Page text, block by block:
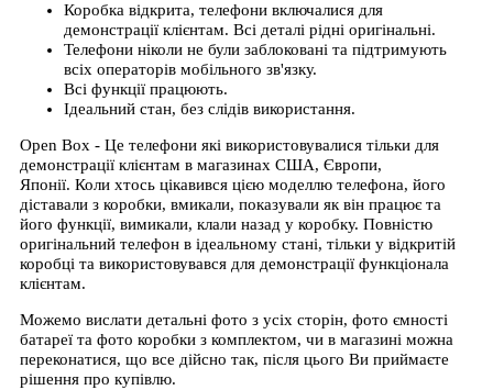
Коробка відкрита, телефони включалися для
демонстрації клієнтам. Всі деталі рідні оригінальні.
Телефони ніколи не були заблоковані та підтримують
всіх операторів мобільного зв'язку.
Всі функції працюють.
Ідеальний стан, без слідів використання.
Open Box - Це телефони які використовувалися тільки для
демонстрації клієнтам в магазинах США, Європи,
Японії. Коли хтось цікавився цією моделлю телефона, його
діставали з коробки, вмикали, показували як він працює та
його функції, вимикали, клали назад у коробку. Повністю
оригінальний телефон в ідеальному стані, тільки у відкритій
коробці та використовувався для демонстрації функціонала
клієнтам.
Можемо вислати детальні фото з усіх сторін, фото ємності
батареї та фото коробки з комплектом, чи в магазині можна
переконатися, що все дійсно так, після цього Ви приймаєте
рішення про купівлю.